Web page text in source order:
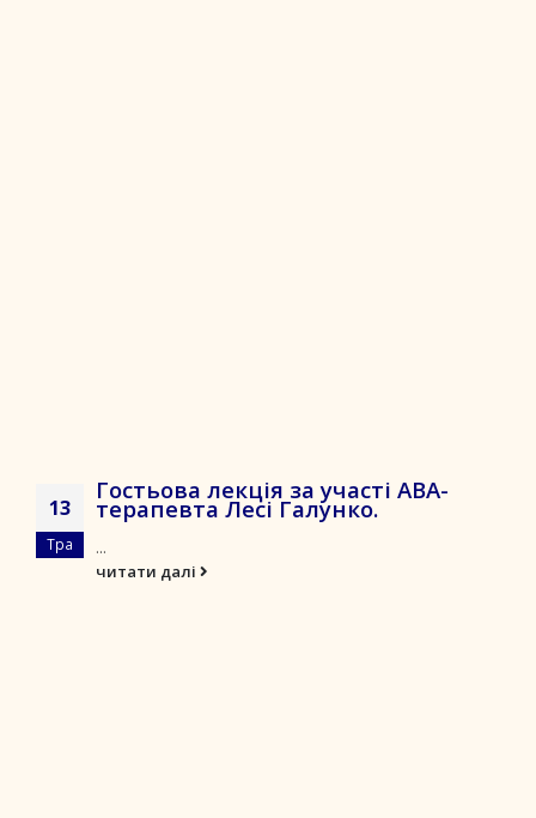
13
Тра
Гостьова лекція за участі ABA-
терапевта Лесі Галунко.
...
читати далі